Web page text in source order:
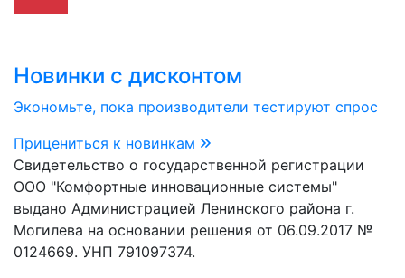
Новинки с дисконтом
Экономьте, пока производители тестируют спрос
Прицениться к новинкам
Свидетельство о государственной регистрации
ООО "Комфортные инновационные системы"
выдано Администрацией Ленинского района г.
Могилева на основании решения от 06.09.2017 №
0124669. УНП 791097374.